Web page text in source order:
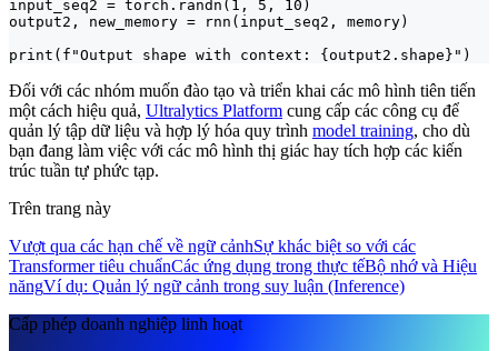
input_seq2 = torch.randn(1, 5, 10)
output2, new_memory = rnn(input_seq2, memory)
print(f"Output shape with context: {output2.shape}")
Đối với các nhóm muốn đào tạo và triển khai các mô hình tiên tiến
một cách hiệu quả, Ultralytics Platform cung cấp các công cụ để
quản lý tập dữ liệu và hợp lý hóa quy trình model training, cho dù
bạn đang làm việc với các mô hình thị giác hay tích hợp các kiến
trúc tuần tự phức tạp.
Trên trang này
Vượt qua các hạn chế về ngữ cảnhSự khác biệt so với các
Transformer tiêu chuẩnCác ứng dụng trong thực tếBộ nhớ và Hiệu
năngVí dụ: Quản lý ngữ cảnh trong suy luận (Inference)
Cấp phép doanh nghiệp linh hoạt